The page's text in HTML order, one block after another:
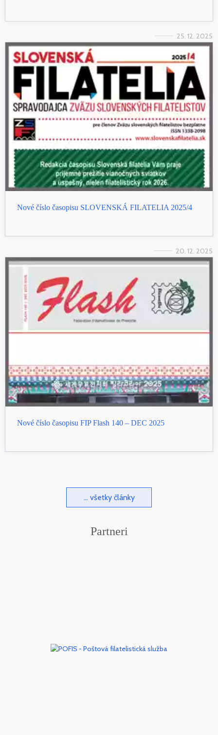
25. 12. 2025
Nové číslo časopisu SLOVENSKÁ FILATELIA 2025/4
20. 12. 2025
Nové číslo časopisu FIP Flash 140 – DEC 2025
... všetky články
Partneri